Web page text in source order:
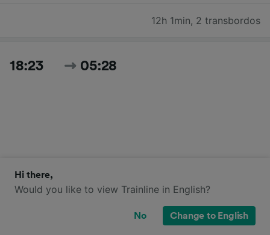
12h 1min, 2 transbordos
18:23 05:28
Hi there,
Would you like to view Trainline in English?
No Change to English